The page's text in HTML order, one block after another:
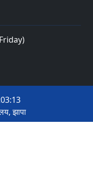
झापा